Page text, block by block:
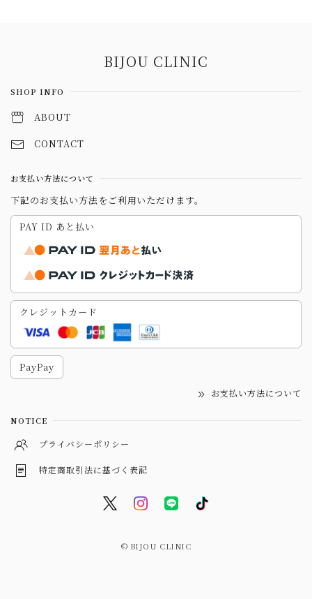
BIJOU CLINIC
SHOP INFO
ABOUT
CONTACT
お支払い方法について
下記のお支払い方法をご利用いただけます。
PAY ID あと払い
クレジットカード
PayPay
お支払い方法について
NOTICE
プライバシーポリシー
特定商取引法に基づく表記
© BIJOU CLINIC